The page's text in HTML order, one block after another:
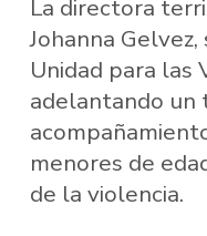
La directora
Johanna
Unidad para las
adelantando un
menores de
de la violencia.